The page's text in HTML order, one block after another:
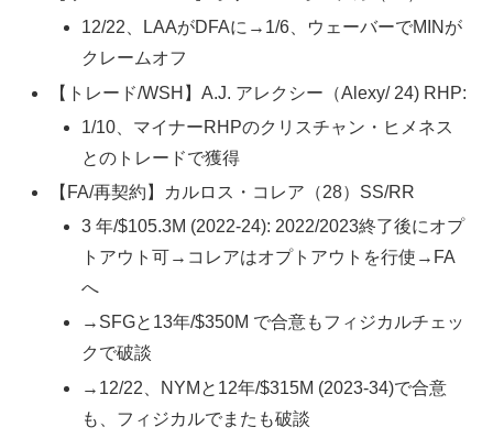
12/22、LAAがDFAに→1/6、ウェーバーでMINが
クレームオフ
【トレード/WSH】A.J. アレクシー（Alexy/ 24) RHP:
1/10、マイナーRHPのクリスチャン・ヒメネス
とのトレードで獲得
【FA/再契約】カルロス・コレア（28）SS/RR
3 年/$105.3M (2022-24): 2022/2023終了後にオプ
トアウト可→コレアはオプトアウトを行使→FA
へ
→SFGと13年/$350M で合意もフィジカルチェッ
クで破談
→12/22、NYMと12年/$315M (2023-34)で合意
も、フィジカルでまたも破談